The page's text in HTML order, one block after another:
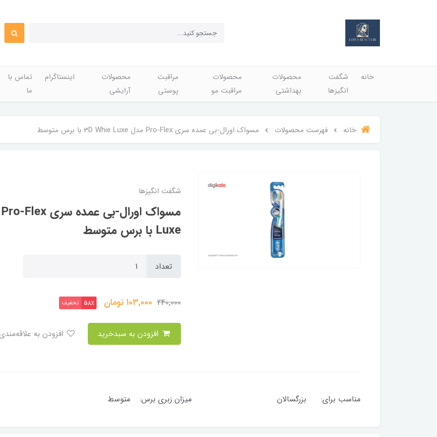
خانه
شگفت
انگيزها
محصولات
بهداشتي
محصولات
مراقبت مو
مراقبت
پوستی
محصولات
آرایشی
اینستاگرام
تماس با
ما
خانه فهرست محصولات مسواک اورال-بی عمده سری Pro-Flex مدل 3D Whie Luxe با برس متوسط
شگفت انگيزها
Luxe با برس متوسط
تعداد
240,000
103,000تومان 58٪ تخفیف
مناسب برای: بزرگسالان میزان زبری برس: متوسط